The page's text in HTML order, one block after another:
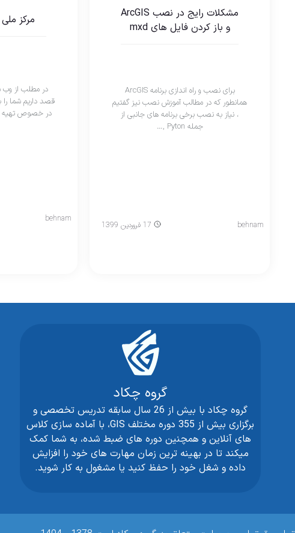
مشکلات رایج در نصب ArcGIS
و باز کردن فایل های mxd
برای نصب و راه اندازی برنامه ArcGIS
همانطور که در مطالب آموزش نصب نیز گفتیم
، نیاز به نصب برخی برنامه های جانبی از
جمله Pyton ,…
behnam
مرکز
در مطلب از
قصد داریم شما را
در خصوص تهیه و
behnam
گروه چکاد
گروه چکاد با بیش از 26 سال سابقه تدریس تخصصی و
برگزاری بیش از 355 دوره مختلف GIS، با آماده سازی کلاس
های آنلاین و همچنین دوره های ضبط شده، به شما کمک
میکند تا در بهینه ترین زمان مهارت های خود را افزایش
داده و شغل خود را حفظ کنید یا مشغول به کار شوید.